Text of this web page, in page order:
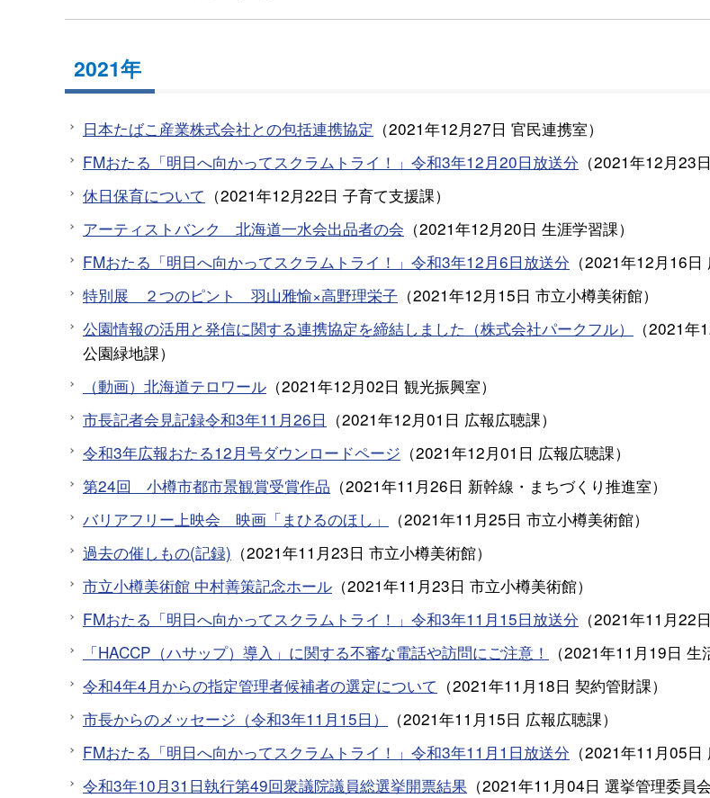
2021年
日本たばこ産業株式会社との包括連携協定 （2021年12月27日 官民連携室）
FMおたる「明日へ向かってスクラムトライ！」令和3年12月20日放送分 （2021年12月23日
休日保育について （2021年12月22日 子育て支援課）
アーティストバンク 北海道一水会出品者の会 （2021年12月20日 生涯学習課）
FMおたる「明日へ向かってスクラムトライ！」令和3年12月6日放送分 （2021年12月16日
特別展 ２つのピント 羽山雅愉×高野理栄子 （2021年12月15日 市立小樽美術館）
公園情報の活用と発信に関する連携協定を締結しました（株式会社パークフル）
（2021年
公園緑地課）
（動画）北海道テロワール （2021年12月02日 観光振興室）
市長記者会見記録令和3年11月26日 （2021年12月01日 広報広聴課）
令和3年広報おたる12月号ダウンロードページ （2021年12月01日 広報広聴課）
第24回 小樽市都市景観賞受賞作品 （2021年11月26日 新幹線・まちづくり推進室）
バリアフリー上映会 映画「まひるのほし」
（2021年11月25日 市立小樽美術館）
過去の催しもの(記録) （2021年11月23日 市立小樽美術館）
市立小樽美術館 中村善策記念ホール （2021年11月23日 市立小樽美術館）
FMおたる「明日へ向かってスクラムトライ！」令和3年11月15日放送分 （2021年11月22日
「HACCP（ハサップ）導入」に関する不審な電話や訪問にご注意！
（2021年11月19日 生
令和4年4月からの指定管理者候補者の選定について （2021年11月18日 契約管財課）
市長からのメッセージ（令和3年11月15日）
（2021年11月15日 広報広聴課）
FMおたる「明日へ向かってスクラムトライ！」令和3年11月1日放送分 （2021年11月05日
令和3年10月31日執行第49回衆議院議員総選挙開票結果 （2021年11月04日 選挙管理委員